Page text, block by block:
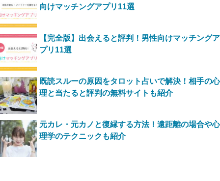
向けマッチングアプリ11選
【完全版】出会えると評判！男性向けマッチングア
プリ11選
既読スルーの原因をタロット占いで解決！相手の心
理と当たると評判の無料サイトも紹介
元カレ・元カノと復縁する方法！遠距離の場合や心
理学のテクニックも紹介